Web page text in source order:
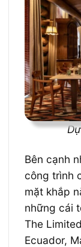
Bên cạnh
công trình
mặt khắp
những cái
The
Ecuador,